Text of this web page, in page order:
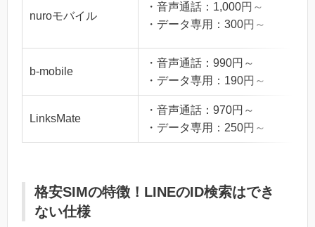
nuroモバイル
・音声通話：1,000円～
・データ専用：300円～
b-mobile
・音声通話：990円～
・データ専用：190円～
LinksMate
・音声通話：970円～
・データ専用：250円～
格安SIMの特徴！LINEのID検索はでき
ない仕様